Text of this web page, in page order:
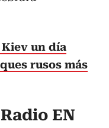
un día
rusos más
EN